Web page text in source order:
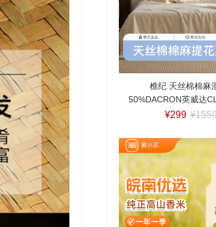
樵纪 天丝棉棉麻
50%DACRON英威达
排汗纤维夏被/四件套
¥299